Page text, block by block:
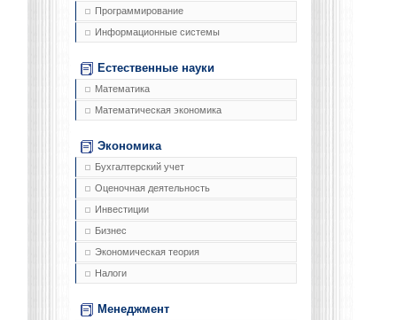
Программирование
Информационные системы
Естественные науки
Математика
Математическая экономика
Экономика
Бухгалтерский учет
Оценочная деятельность
Инвестиции
Бизнес
Экономическая теория
Налоги
Менеджмент